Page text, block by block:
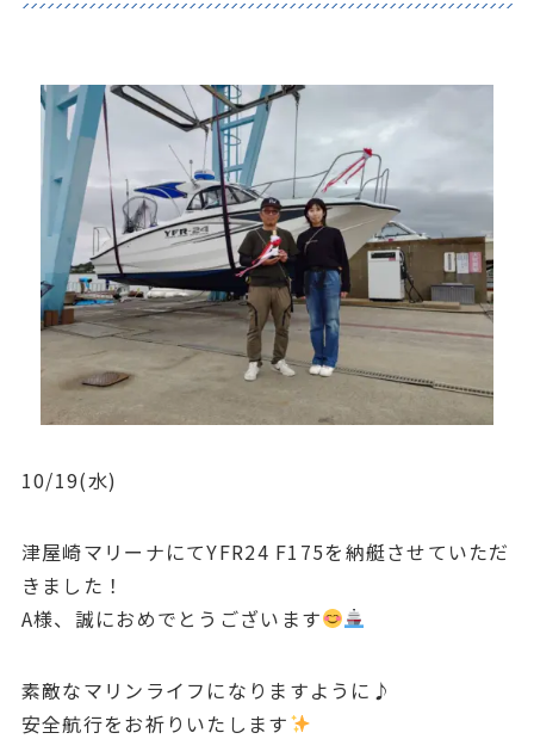
10/19(水)
津屋崎マリーナにてYFR24 F175を納艇させていただ
きました！
A様、誠におめでとうございます
素敵なマリンライフになりますように♪
安全航行をお祈りいたします